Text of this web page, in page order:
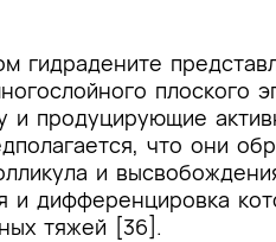
гидрадените
плоского
и продуцирующие
что они
и
и дифференцировка
тяжей [36].